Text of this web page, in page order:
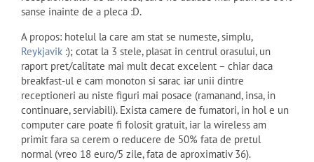
sanse inainte de a pleca :D.
A propos: hotelul la care am stat se numeste, simplu,
Reykjavik :); cotat la 3 stele, plasat in centrul orasului, un
raport pret/calitate mai mult decat excelent – chiar daca
breakfast-ul e cam monoton si sarac iar unii dintre
receptioneri au niste figuri mai posace (ramanand, insa, in
continuare, serviabili). Exista camere de fumatori, in hol e un
computer care poate fi folosit gratuit, iar la wireless am
primit fara sa cerem o reducere de 50% fata de pretul
normal (vreo 18 euro/5 zile, fata de aproximativ 36).